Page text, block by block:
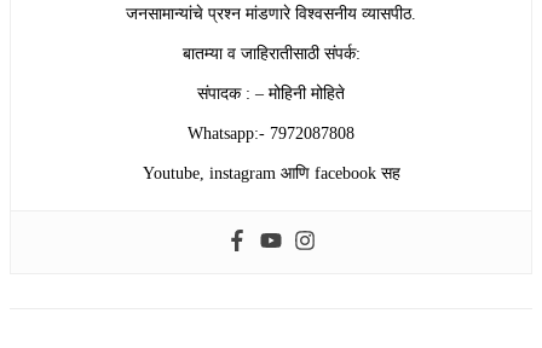
जनसामान्यांचे प्रश्न मांडणारे विश्वसनीय व्यासपीठ.
बातम्या व जाहिरातीसाठी संपर्क:
संपादक : – मोहिनी मोहिते
Whatsapp:- 7972087808
Youtube, instagram आणि facebook सह